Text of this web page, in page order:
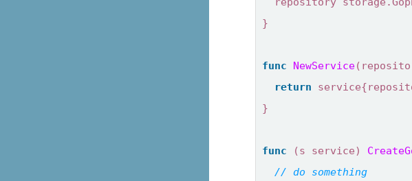
}
func NewService(
return
service{
}
func (s service)